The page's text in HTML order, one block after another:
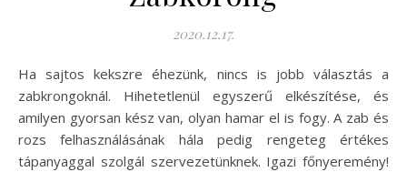
2020.12.17.
Ha sajtos kekszre éhezünk, nincs is jobb választás a
zabkrongoknál. Hihetetlenül egyszerű elkészítése, és
amilyen gyorsan kész van, olyan hamar el is fogy. A zab és
rozs felhasználásának hála pedig rengeteg értékes
tápanyaggal szolgál szervezetünknek. Igazi főnyeremény!